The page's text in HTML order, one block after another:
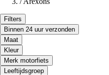
Filters
Binnen 24 uur verzonden
Maat
Kleur
Merk motorfiets
Leeftijdsgroep